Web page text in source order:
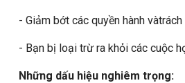
- Giảm bớt các quyền hành
- Bạn bị loại trừ ra khỏi các cuộc
Những dấu hiệu nghiêm trọng: